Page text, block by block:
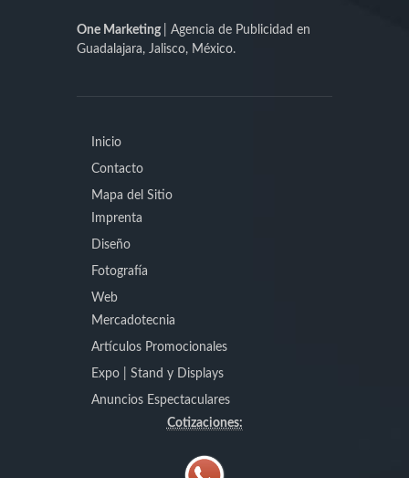
One Marketing
| Agencia de Publicidad en
Guadalajara, Jalisco, México.
Inicio
Contacto
Mapa del Sitio
Imprenta
Diseño
Fotografía
Web
Mercadotecnia
Artículos Promocionales
Expo | Stand y Displays
Anuncios Espectaculares
Cotizaciones: